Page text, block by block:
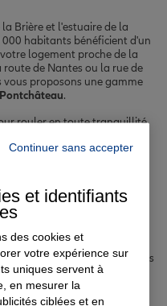
Brière et l'estuaire de la
habitants bénéficient d'un
logement proche de la
de Nantes ou la rue de
proposons une gamme
.
rouler en toute tranquillité,
aux frais médicaux, une
ou encore une
crédit immobilier ? Nos
les garanties les plus
propriétaire ou locataire
personnalisons votre
Parce que chaque parcours
à votre situation et votre
Continuer sans accepter
et identifiants
des cookies et
votre expérience sur
uniques servent à
en mesurer la
ciblées et en